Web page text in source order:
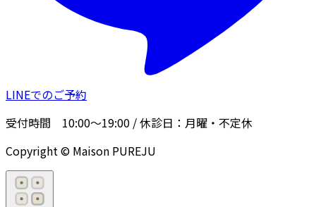
LINEでのご予約
受付時間 10:00〜19:00 / 休診日： 月曜・不定休
Copyright © Maison PUREJU